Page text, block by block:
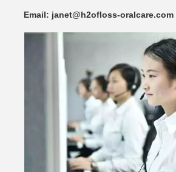
Email: janet@h2ofloss-oralcare.com